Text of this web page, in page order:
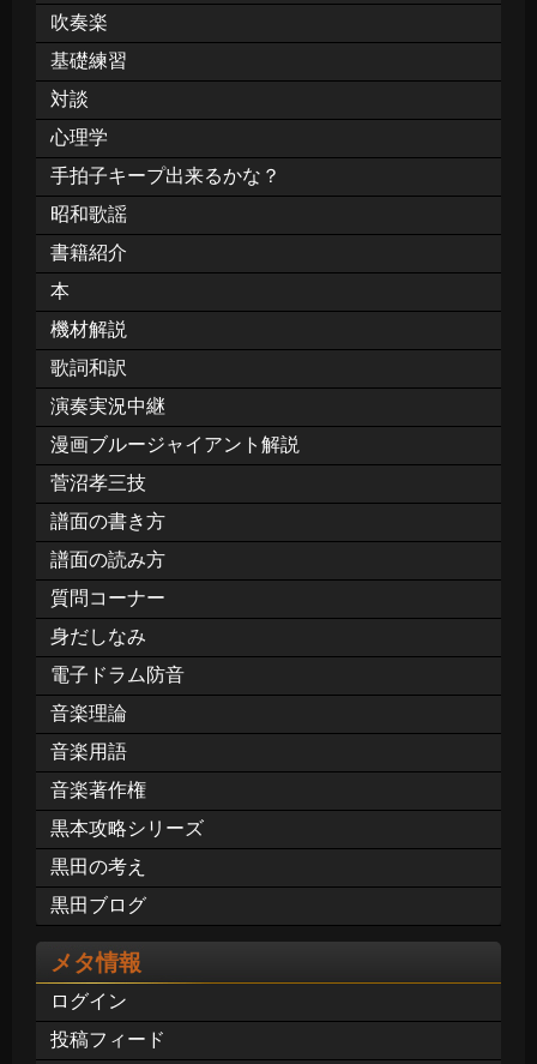
吹奏楽
基礎練習
対談
心理学
手拍子キープ出来るかな？
昭和歌謡
書籍紹介
本
機材解説
歌詞和訳
演奏実況中継
漫画ブルージャイアント解説
菅沼孝三技
譜面の書き方
譜面の読み方
質問コーナー
身だしなみ
電子ドラム防音
音楽理論
音楽用語
音楽著作権
黒本攻略シリーズ
黒田の考え
黒田ブログ
メタ情報
ログイン
投稿フィード